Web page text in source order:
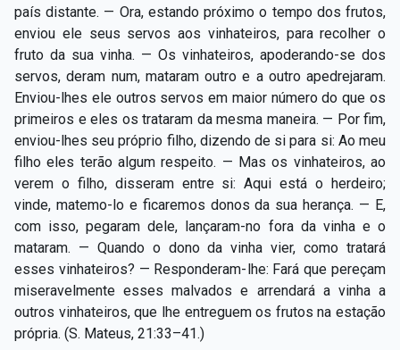
país distante. — Ora, estando próximo o tempo dos frutos,
enviou ele seus servos aos vinhateiros, para recolher o
fruto da sua vinha. — Os vinhateiros, apoderando-se dos
servos, deram num, mataram outro e a outro apedrejaram.
Enviou-lhes ele outros servos em maior número do que os
primeiros e eles os trataram da mesma maneira. — Por fim,
enviou-lhes seu próprio filho, dizendo de si para si: Ao meu
filho eles terão algum respeito. — Mas os vinhateiros, ao
verem o filho, disseram entre si: Aqui está o herdeiro;
vinde, matemo-lo e ficaremos donos da sua herança. — E,
com isso, pegaram dele, lançaram-no fora da vinha e o
mataram. — Quando o dono da vinha vier, como tratará
esses vinhateiros? — Responderam-lhe: Fará que pereçam
miseravelmente esses malvados e arrendará a vinha a
outros vinhateiros, que lhe entreguem os frutos na estação
própria. (S. Mateus, 21:33–41.)